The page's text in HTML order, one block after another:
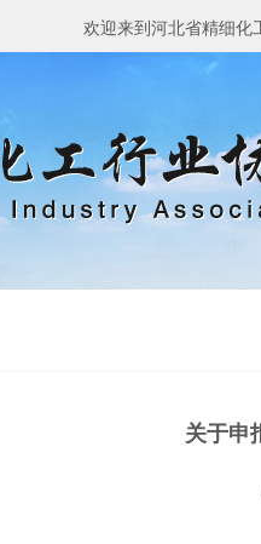
欢迎来到河北省精细化
关于申